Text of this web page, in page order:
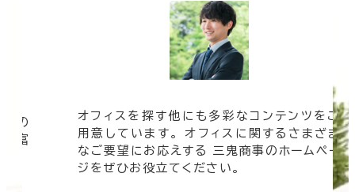
の
豊富
オフィスを探す他にも多彩なコンテンツをご
用意しています。 オフィスに関するさまざま
なご要望にお応えする 三鬼商事のホームペー
ジをぜひお役立てください。